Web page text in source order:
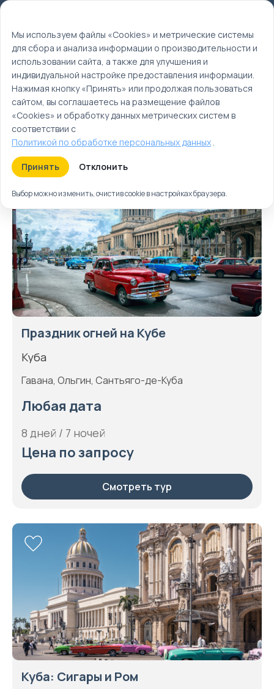
Главная
Туры
Куба туры | Куба
отдых
Туры Круизы Ближайшие
Праздник огней на Кубе
Куба
Гавана, Ольгин, Сантьяго-де-Куба
Любая дата
8 дней / 7 ночей
Цена по запросу
Смотреть тур
Куба: Сигары и Ром
Мы используем файлы «Cookies» и метрические системы
для сбора и анализа информации о производительности и
использовании сайта, а также для улучшения и
индивидуальной настройке предоставления информации.
Нажимая кнопку «Принять» или продолжая пользоваться
сайтом, вы соглашаетесь на размещение файлов
«Cookies» и обработку данных метрических систем в
соответствии с
Политикой по обработке персональных данных.
Принять Отклонить
Выбор можно изменить, очистив cookie в настройках браузера.